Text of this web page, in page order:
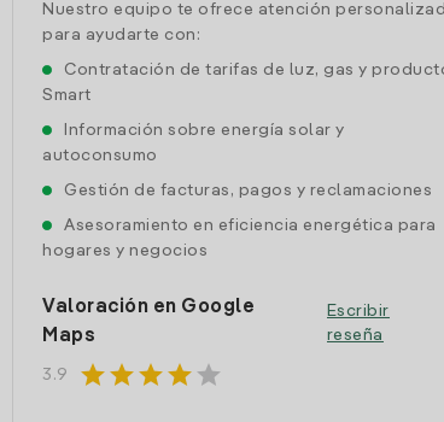
Nuestro equipo te ofrece atención
para ayudarte con:
Contratación de tarifas de luz, gas y
Smart
Información sobre energía solar y
autoconsumo
Gestión de facturas, pagos y reclamaciones
Asesoramiento en eficiencia energética para
hogares y negocios
Valoración en Google
Maps
3.9 starstarstarstar star
Escribir
reseña